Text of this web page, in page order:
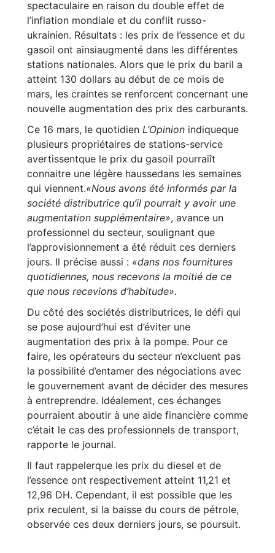
spectaculaire en raison du double effet de
l’inflation mondiale et du conflit russo-
ukrainien. Résultats : les prix de l’essence et du
gasoil ont ainsiaugmenté dans les différentes
stations nationales. Alors que le prix du baril a
atteint 130 dollars au début de ce mois de
mars, les craintes se renforcent concernant une
nouvelle augmentation des prix des carburants.
Ce 16 mars, le quotidien L’Opinion indiqueque
plusieurs propriétaires de stations-service
avertissentque le prix du gasoil pourraiît
connaitre une légère haussedans les semaines
qui viennent.«Nous avons été informés par la
société distributrice qu’il pourrait y avoir une
augmentation supplémentaire», avance un
professionnel du secteur, soulignant que
l’approvisionnement a été réduit ces derniers
jours. Il précise aussi : «dans nos fournitures
quotidiennes, nous recevons la moitié de ce
que nous recevions d’habitude».
Du côté des sociétés distributrices, le défi qui
se pose aujourd’hui est d’éviter une
augmentation des prix à la pompe. Pour ce
faire, les opérateurs du secteur n’excluent pas
la possibilité d’entamer des négociations avec
le gouvernement avant de décider des mesures
à entreprendre. Idéalement, ces échanges
pourraient aboutir à une aide financière comme
c’était le cas des professionnels de transport,
rapporte le journal.
Il faut rappelerque les prix du diesel et de
l’essence ont respectivement atteint 11,21 et
12,96 DH. Cependant, il est possible que les
prix reculent, si la baisse du cours de pétrole,
observée ces deux derniers jours, se poursuit.